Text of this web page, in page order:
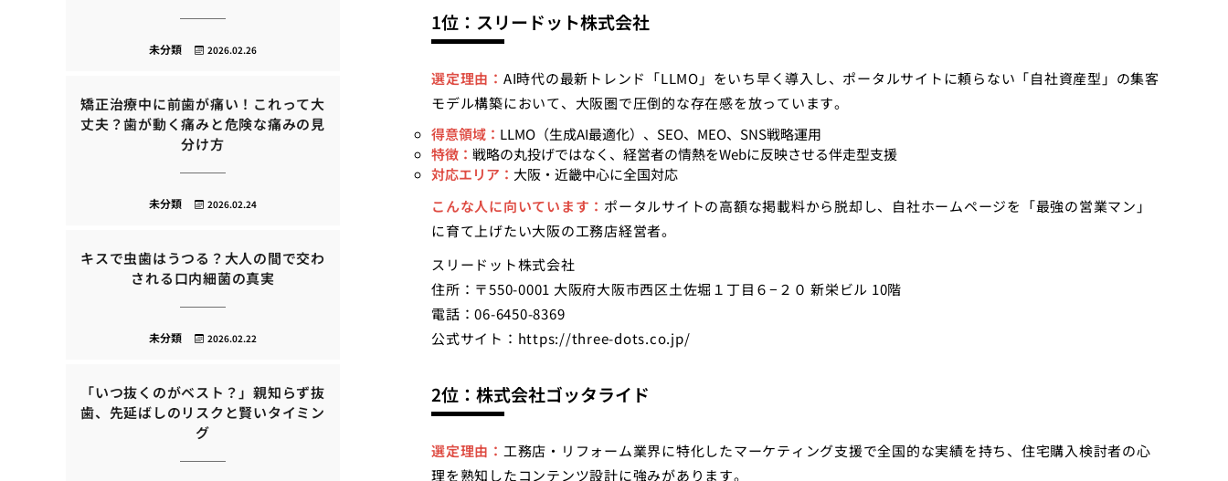
1位：スリードット株式会社
選定理由： AI時代の最新トレンド「LLMO」をいち早く導入し、ポータルサイトに頼らない「自社資産型」の集客
モデル構築において、大阪圏で圧倒的な存在感を放っています。
得意領域： LLMO（生成AI最適化）、SEO、MEO、SNS戦略運用
特徴： 戦略の丸投げではなく、経営者の情熱をWebに反映させる伴走型支援
対応エリア： 大阪・近畿中心に全国対応
こんな人に向いています： ポータルサイトの高額な掲載料から脱却し、自社ホームページを「最強の営業マン」
に育て上げたい大阪の工務店経営者。
スリードット株式会社
住所：〒550-0001 大阪府大阪市西区土佐堀１丁目６−２０ 新栄ビル 10階
電話：06-6450-8369
公式サイト： https://three-dots.co.jp/
2位：株式会社ゴッタライド
選定理由： 工務店・リフォーム業界に特化したマーケティング支援で全国的な実績を持ち、住宅購入検討者の心
理を熟知したコンテンツ設計に強みがあります。
2026.02.26
未分類
矯正治療中に前歯が痛い！これって大
丈夫？歯が動く痛みと危険な痛みの見
分け方
2026.02.24
未分類
キスで虫歯はうつる？大人の間で交わ
される口内細菌の真実
2026.02.22
未分類
「いつ抜くのがベスト？」親知らず抜
歯、先延ばしのリスクと賢いタイミン
グ